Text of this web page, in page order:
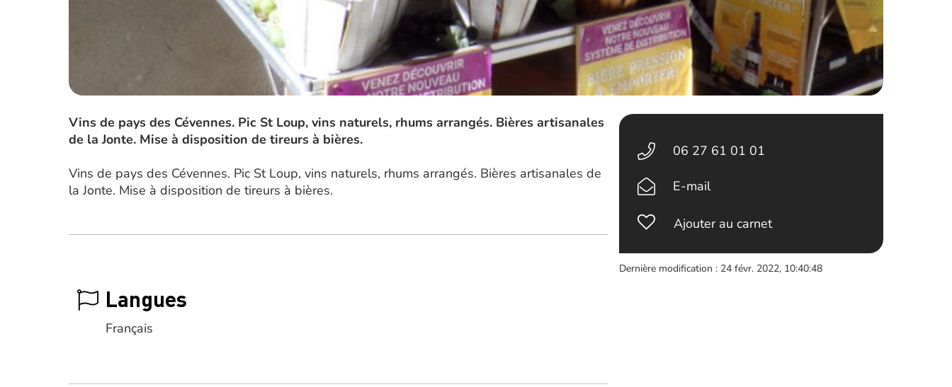
Vins de pays des Cévennes. Pic St Loup, vins naturels, rhums arrangés. Bières artisanales
de la Jonte. Mise à disposition de tireurs à bières.
Vins de pays des Cévennes. Pic St Loup, vins naturels, rhums arrangés. Bières artisanales de
la Jonte. Mise à disposition de tireurs à bières.
Langues
Français
06 27 61 01 01
E-mail
Ajouter au carnet
Dernière modification : 24 févr. 2022, 10:40:48